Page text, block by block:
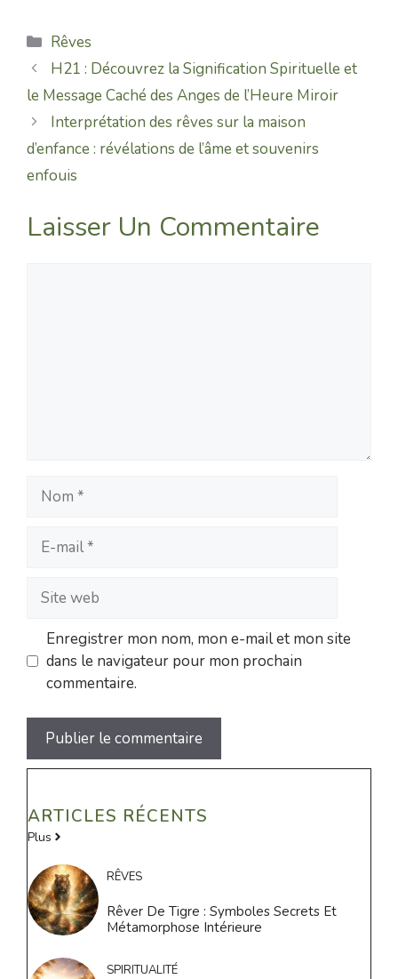
Catégories
Rêves
H21 : Découvrez la Signification Spirituelle et
le Message Caché des Anges de l’Heure Miroir
Interprétation des rêves sur la maison
d’enfance : révélations de l’âme et souvenirs
enfouis
Laisser Un Commentaire
Nom
mail
Site
web
Enregistrer mon nom, mon e-mail et mon site
dans le navigateur pour mon prochain
commentaire.
ARTICLES RÉCENTS
Plus
RÊVES
Rêver De Tigre : Symboles Secrets Et
Métamorphose Intérieure
SPIRITUALITÉ